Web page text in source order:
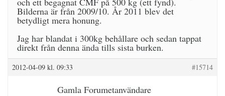
Bilderna är från 2009/10. År 2011 blev det
betydligt mera honung.
Jag har blandat i 300kg behållare och sedan tappat
direkt från denna ända tills sista burken.
2012-04-09 kl. 09:33 #15714
Gamla Forumetanvändare